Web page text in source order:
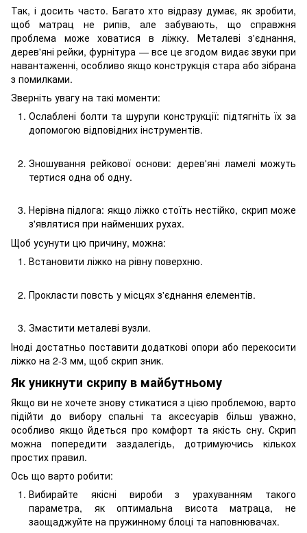
Так, і досить часто. Багато хто відразу думає, як зробити,
щоб матрац не рипів, але забувають, що справжня
проблема може ховатися в ліжку. Металеві з'єднання,
дерев'яні рейки, фурнітура — все це згодом видає звуки при
навантаженні, особливо якщо конструкція стара або зібрана
з помилками.
Зверніть увагу на такі моменти:
Ослаблені болти та шурупи конструкції: підтягніть їх за
допомогою відповідних інструментів.
Зношування рейкової основи: дерев'яні ламелі можуть
тертися одна об одну.
Нерівна підлога: якщо ліжко стоїть нестійко, скрип може
з'являтися при найменших рухах.
Щоб усунути цю причину, можна:
Встановити ліжко на рівну поверхню.
Прокласти повсть у місцях з'єднання елементів.
Змастити металеві вузли.
Іноді достатньо поставити додаткові опори або перекосити
ліжко на 2-3 мм, щоб скрип зник.
Як уникнути скрипу в майбутньому
Якщо ви не хочете знову стикатися з цією проблемою, варто
підійти до вибору спальні та аксесуарів більш уважно,
особливо якщо йдеться про комфорт та якість сну. Скрип
можна попередити заздалегідь, дотримуючись кількох
простих правил.
Ось що варто робити:
Вибирайте якісні вироби з урахуванням такого
параметра, як оптимальна висота матраца, не
заощаджуйте на пружинному блоці та наповнювачах.